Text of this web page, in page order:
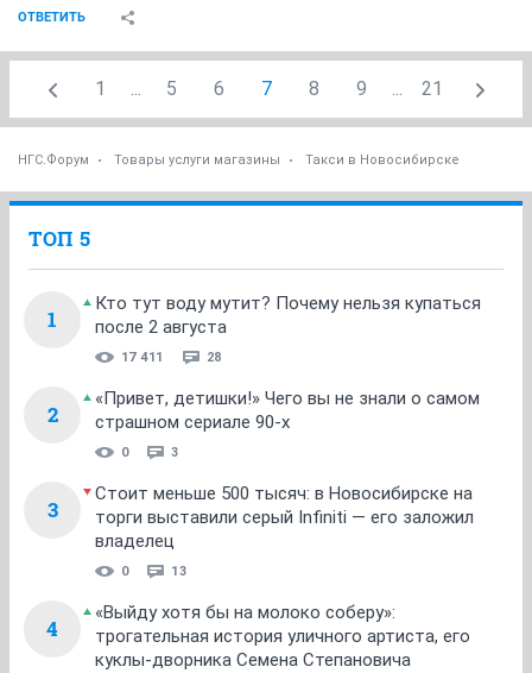
ОТВЕТИТЬ
1 ... 5 6 7 8 9 ... 21
НГС.Форум Товары услуги магазины Такси в Новосибирске
ТОП 5
1
Кто тут воду мутит? Почему нельзя купаться
после 2 августа
17 411 28
2
«Привет, детишки!» Чего вы не знали о самом
страшном сериале 90-х
0 3
3
Стоит меньше 500 тысяч: в Новосибирске на
торги выставили серый Infiniti — его заложил
владелец
0 13
4
«Выйду хотя бы на молоко соберу»:
трогательная история уличного артиста, его
куклы-дворника Семена Степановича